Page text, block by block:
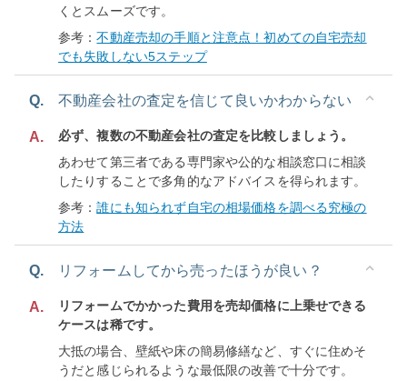
くとスムーズです。
参考：不動産売却の手順と注意点！初めての自宅売却
でも失敗しない5ステップ
Q. 不動産会社の査定を信じて良いかわからない
A.
必ず、複数の不動産会社の査定を比較しましょう。
あわせて第三者である専門家や公的な相談窓口に相談
したりすることで多角的なアドバイスを得られます。
参考：誰にも知られず自宅の相場価格を調べる究極の
方法
Q. リフォームしてから売ったほうが良い？
A.
リフォームでかかった費用を売却価格に上乗せできる
ケースは稀です。
大抵の場合、壁紙や床の簡易修繕など、すぐに住めそ
うだと感じられるような最低限の改善で十分です。